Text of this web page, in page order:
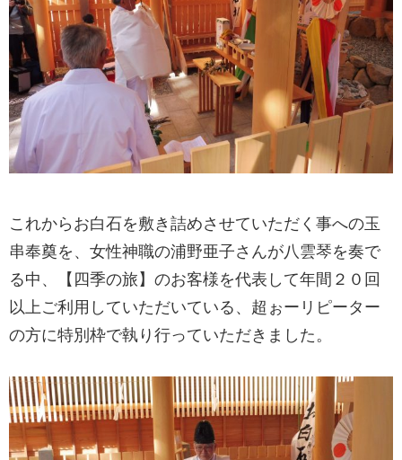
これからお白石を敷き詰めさせていただく事への玉
串奉奠を、女性神職の浦野亜子さんが八雲琴を奏で
る中、【四季の旅】のお客様を代表して年間２０回
以上ご利用していただいている、超ぉーリピーター
の方に特別枠で執り行っていただきました。